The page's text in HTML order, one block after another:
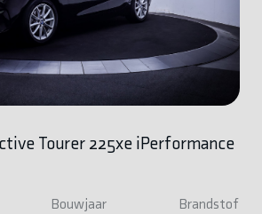
Tourer 225xe iPerformance
Bouwjaar Brandstof